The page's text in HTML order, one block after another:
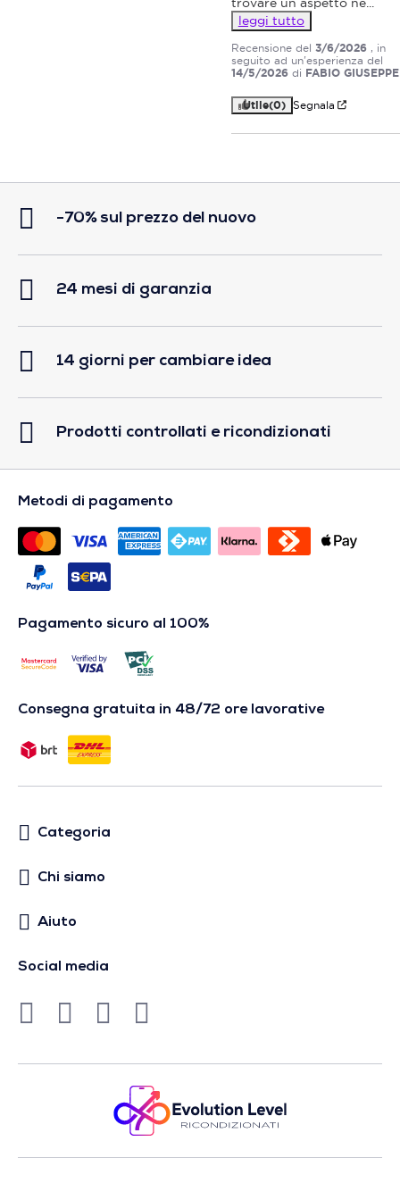
leggi tutto
Recensione del 3/6/2026 , in
seguito ad un'esperienza del
14/5/2026 di FABIO
Utile(0) Segnala
-70% sul prezzo del nuovo
24 mesi di garanzia
14 giorni per cambiare idea
Prodotti controllati e ricondizionati
Metodi di pagamento
Pagamento sicuro al 100%
Consegna gratuita in 48/72 ore lavorative
Categoria
Chi siamo
Aiuto
Social media